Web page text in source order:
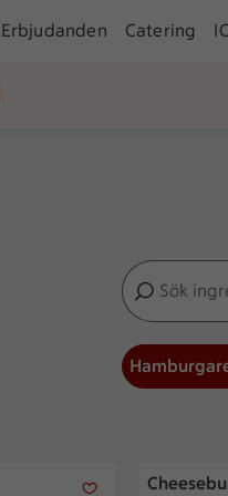
Erbjudanden Catering
Sök
Inga förslag